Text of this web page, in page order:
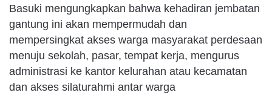
Basuki mengungkapkan bahwa kehadiran jembatan
gantung ini akan mempermudah dan
mempersingkat akses warga masyarakat perdesaan
menuju sekolah, pasar, tempat kerja, mengurus
administrasi ke kantor kelurahan atau kecamatan
dan akses silaturahmi antar warga